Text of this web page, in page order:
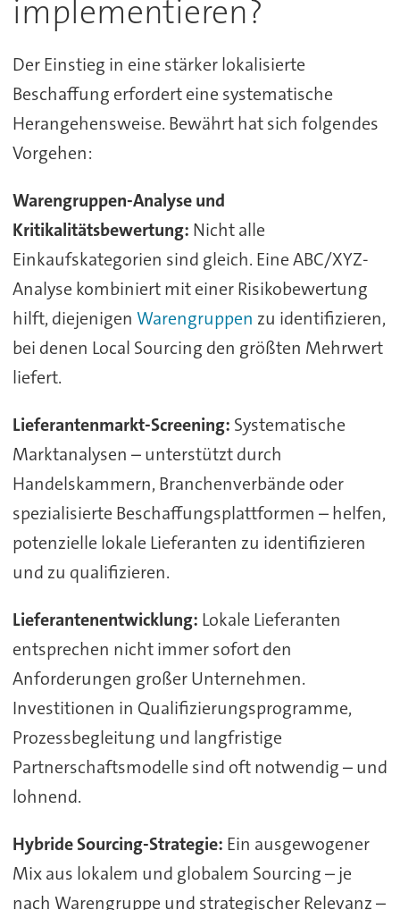
implementieren?
Der Einstieg in eine stärker lokalisierte
Beschaffung erfordert eine systematische
Herangehensweise. Bewährt hat sich folgendes
Vorgehen:
Warengruppen-Analyse und
Kritikalitätsbewertung: Nicht alle
Einkaufskategorien sind gleich. Eine ABC/XYZ-
Analyse kombiniert mit einer Risikobewertung
hilft, diejenigen Warengruppen zu identifizieren,
bei denen Local Sourcing den größten Mehrwert
liefert.
Lieferantenmarkt-Screening: Systematische
Marktanalysen – unterstützt durch
Handelskammern, Branchenverbände oder
spezialisierte Beschaffungsplattformen – helfen,
potenzielle lokale Lieferanten zu identifizieren
und zu qualifizieren.
Lieferantenentwicklung: Lokale Lieferanten
entsprechen nicht immer sofort den
Anforderungen großer Unternehmen.
Investitionen in Qualifizierungsprogramme,
Prozessbegleitung und langfristige
Partnerschaftsmodelle sind oft notwendig – und
lohnend.
Hybride Sourcing-Strategie: Ein ausgewogener
Mix aus lokalem und globalem Sourcing – je
nach Warengruppe und strategischer Relevanz –